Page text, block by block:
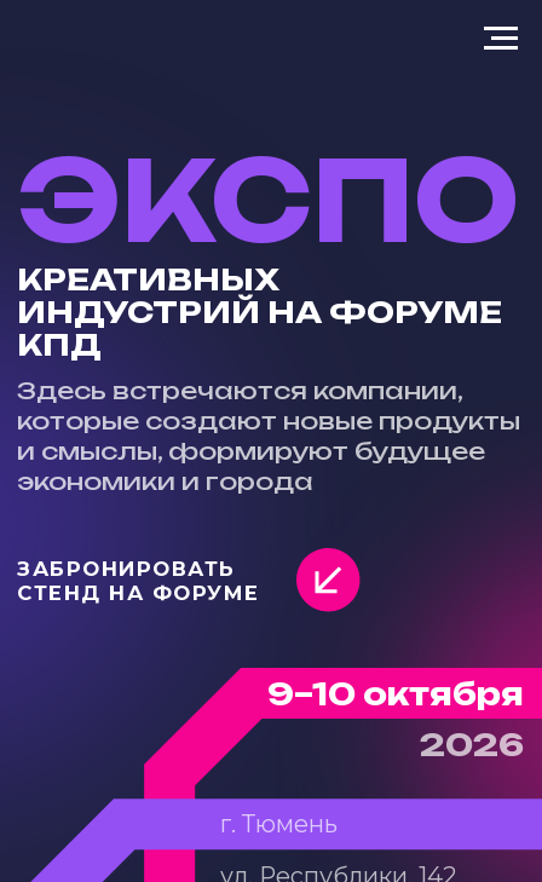
9–10 октября
г. Тюмень
ЭКСПО
Здесь встречаются компании,
которые создают новые продукты
и смыслы, формируют будущее
экономики и города
КРЕАТИВНЫХ
ИНДУСТРИЙ НА ФОРУМЕ
КПД
ЗАБРОНИРОВАТЬ
СТЕНД НА ФОРУМЕ